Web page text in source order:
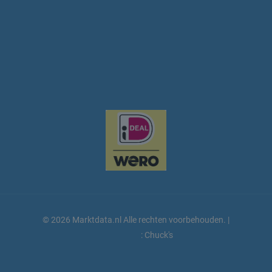
Overig
© 2026 Marktdata.nl Alle rechten voorbehouden. |
: Chuck's